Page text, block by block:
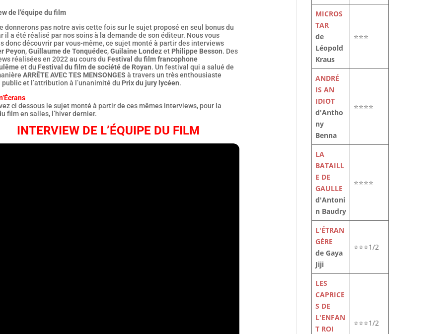
de l’équipe du film
donnerons pas notre avis cette fois sur le sujet proposé en seul bonus du
il a été réalisé par nos soins à la demande de son éditeur. Nous vous
donc découvrir par vous-même, ce sujet monté à partir des interviews
Peyon,Guillaume de Tonquédec,Guilaine Londezet Philippe Besson. Des
réalisées en 2022 au cours du Festival du film francophone
et du Festival du film de société de Royan. Un festival qui a salué de
ARRÊTE AVEC TES MENSONGES à travers un très enthousiaste
et l’attribution à l’unanimité du Prix du jury lycéen.
ci dessous le sujet monté à partir de ces mêmes interviews, pour la
film en salles, l’hiver dernier.
INTERVIEW DE L’ÉQUIPE DU FILM
MICROS
TAR
de
Léopold
Kraus
⭐⭐⭐
ANDRÉ
IS AN
IDIOT
d'Antho
ny
Benna
⭐⭐⭐⭐
LA
BATAILL
E DE
GAULLE
d'Antoni
n Baudry
⭐⭐⭐⭐
L'ÉTRAN
GÈRE
de Gaya
Jiji
⭐⭐⭐1/2
LES
CAPRICE
S DE
L'ENFAN
T ROI
⭐⭐⭐1/2